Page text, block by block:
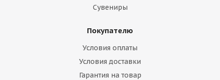
Сувениры
Покупателю
Условия оплаты
Условия доставки
Гарантия на товар